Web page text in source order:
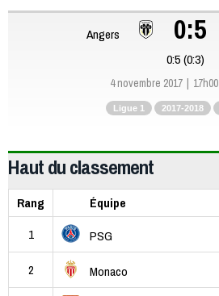
Angers 0:5
0:5 (0:3)
4 novembre 2017 17h00
Ligue 1 2017-2018
Haut du classement
Rang Équipe
1
PSG
2 Monaco